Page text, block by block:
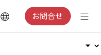
お問合せ